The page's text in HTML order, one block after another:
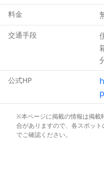
近くに置かれることにな
2007年以降も毎年7月下
おり、源頼家と十三士の
料金
交通手段
公式HP
※本ページに掲載の情報は掲載
合がありますので、各スポッ
でご確認ください。